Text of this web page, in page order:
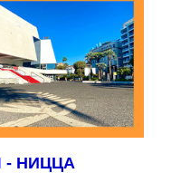
НИЦЦА